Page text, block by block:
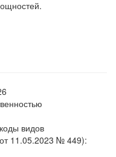
2026
видов
11.05.2023 № 449):